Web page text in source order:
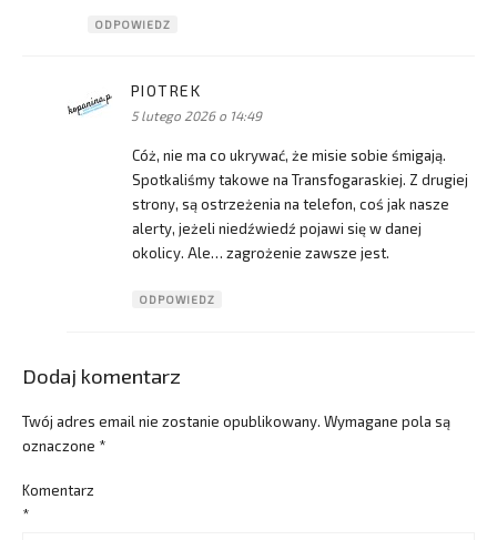
ODPOWIEDZ
PIOTREK
5 lutego 2026 o 14:49
Cóż, nie ma co ukrywać, że misie sobie śmigają.
Spotkaliśmy takowe na Transfogaraskiej. Z drugiej
strony, są ostrzeżenia na telefon, coś jak nasze
alerty, jeżeli niedźwiedź pojawi się w danej
okolicy. Ale… zagrożenie zawsze jest.
ODPOWIEDZ
Dodaj komentarz
Twój adres email nie zostanie opublikowany. Wymagane pola są
oznaczone *
Komentarz
*